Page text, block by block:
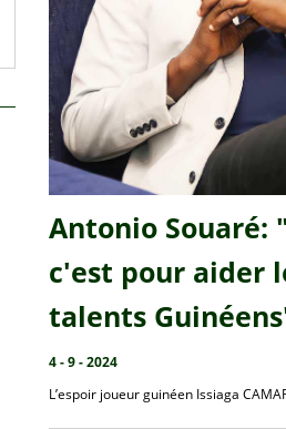
Antonio Souaré:
c'est pour aider
talents
4 - 9 - 2024
L’espoir joueur guinéen Issiaga